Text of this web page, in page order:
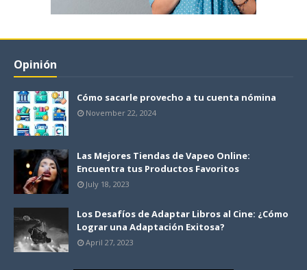
Opinión
Cómo sacarle provecho a tu cuenta nómina
November 22, 2024
Las Mejores Tiendas de Vapeo Online:
Encuentra tus Productos Favoritos
July 18, 2023
Los Desafíos de Adaptar Libros al Cine: ¿Cómo
Lograr una Adaptación Exitosa?
April 27, 2023